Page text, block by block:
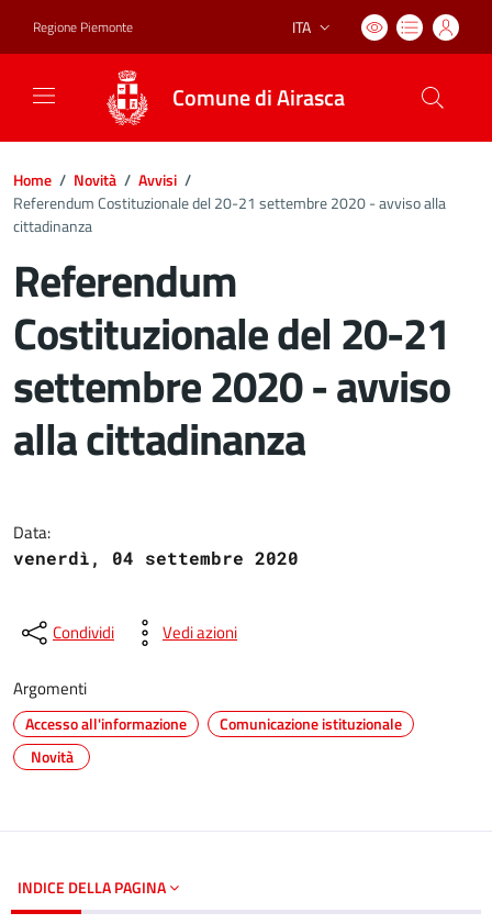
Regione Piemonte Lingua attiva:
ITA
Comune di Airasca
Home / Novità / Avvisi /
Referendum Costituzionale del 20-21 settembre 2020 - avviso alla
cittadinanza
Referendum
Costituzionale del 20-21
settembre 2020 - avviso
alla cittadinanza
Data:
venerdì, 04 settembre 2020
Condividi Vedi azioni
Argomenti
Accesso all'informazione
Comunicazione istituzionale
Novità
INDICE DELLA PAGINA